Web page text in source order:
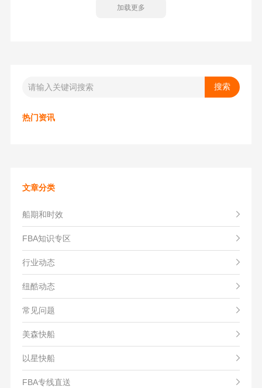
加载更多
热门资讯
文章分类
船期和时效
FBA知识专区
行业动态
纽酷动态
常见问题
美森快船
以星快船
FBA专线直送